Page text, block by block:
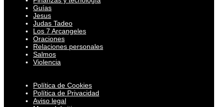
Guías
Jesus
Judas Tadeo
Los 7 Arcangeles
Oraciones
Relaciones personales
Salmos
Violencia
Política de Cookies
Política de Privacidad
Aviso legal